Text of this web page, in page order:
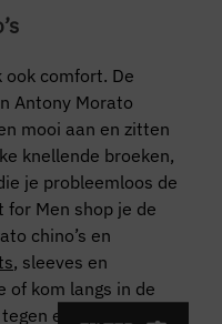
comfort. De
Antony Morato
mooi aan en zitten
knellende broeken,
je probleemloos de
for Men shop je de
chino’s en
, sleeves en
of kom langs in de
een stootje